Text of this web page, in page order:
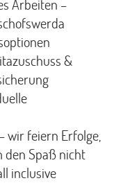
Arbeiten –
&
wir feiern Erfolge,
den Spaß nicht
inclusive